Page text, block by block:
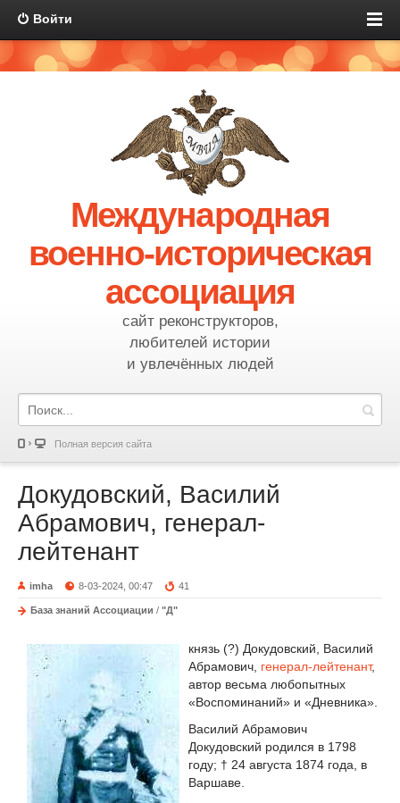
Войти
Международная
военно-историческая
ассоциация
сайт реконструкторов,
любителей истории
и увлечённых людей
Полная версия сайта
Докудовский, Василий
Абрамович, генерал-
лейтенант
imha 8-03-2024, 00:47 41
База знаний Ассоциации / "Д"
князь (?) Докудовский, Василий
Абрамович, генерал-лейтенант,
автор весьма любопытных
«Воспоминаний» и «Дневника».
Василий Абрамович
Докудовский родился в 1798
году; † 24 августа 1874 года, в
Варшаве.